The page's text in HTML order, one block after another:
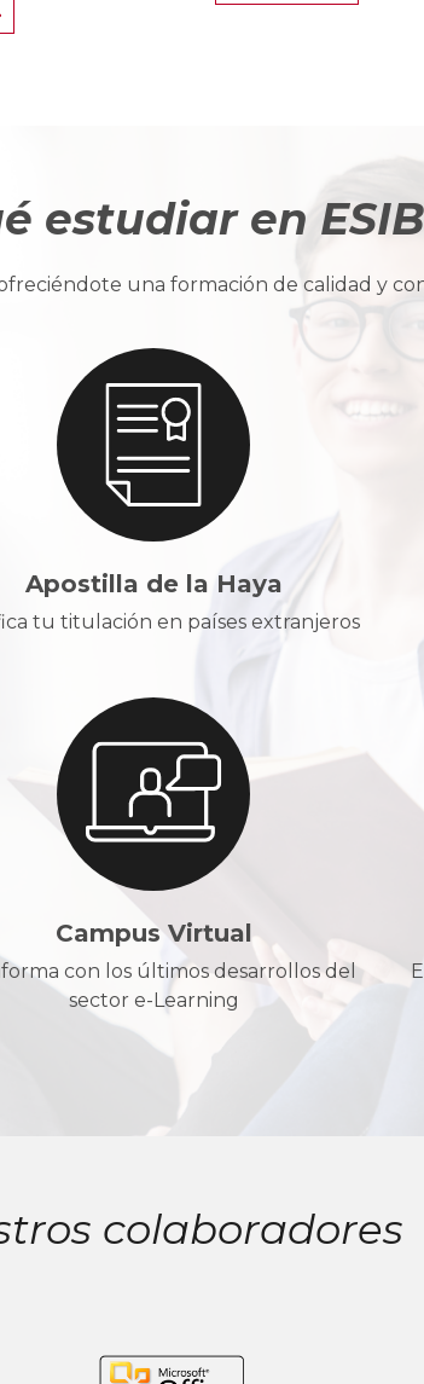
estudiar en
una formación de calidad y
Apostilla de la Haya
tu titulación en países extranjeros
Campus Virtual
con los últimos desarrollos del
sector e-Learning
colaboradores